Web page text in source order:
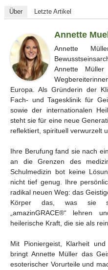
Über Letzte Artikel
Annette
Annette
Annette
Europa. Als Gründerin der
Fach- und Tagesklinik für
sowie der internationalen
steht sie für eine neue
reflektiert, spirituell verwurzelt
Ihre Berufung fand sie nach
an die Grenzen des
Schulmedizin bot keine
nicht tief genug. Ihre
radikal neuen Weg: das
Körper das, was sie
„amazinGRACE®“ lehren
heilerische Kraft, die sie als
Mit Pioniergeist, Klarheit
bringt Annette Müller das
esoterischer Vorurteile und